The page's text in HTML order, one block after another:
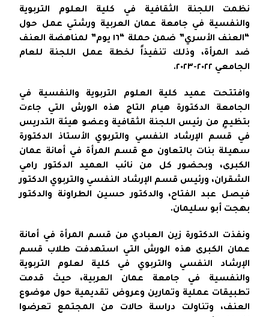
نظمت اللجنة الثقافية في كلية العلوم التربوية
والنفسية في جامعة عمان العربية ورشتي عمل حول
“العنف الأسري” ضمن حملة “١٦ يوم” لمناهضة العنف
ضد المرأة، وذلك تنفيذاً لخطة عمل اللجنة للعام
الجامعي ٢٠٢٢-٢٠٢٣.
وافتتحت عميد كلية العلوم التربوية والنفسية في
الجامعة الدكتورة هيام التاج هذه الورش التي جاءت
بتظيمٍ من رئيس اللجنة الثقافية وعضو هيئة التدريس
في قسم الإرشاد النفسي والتربوي الأستاذ الدكتورة
سهيلة بنات بالتعاون مع قسم المرأة في أمانة عمان
الكبرى، وبحضور كل من نائب العميد الدكتور رامي
الشقران، ورئيس قسم الإرشاد النفسي والتربوي الدكتور
فيصل عبد الفتاح، والدكتور حسين الطراونة والدكتور
بهجت أبو سليمان.
ونفذت الدكتورة زين العبادي من قسم المرأة في أمانة
عمان الكبرى هذه الورش التي استهدفت طلاب قسم
الإرشاد النفسي والتربوي في كلية لعلوم التربوية
والنفسية في جامعة عمان العربية، حيث قدمت
تطبيقات عملية وتمارين وعروض تقديمية حول موضوع
العنف، وتناولت دراسة حالات من المجتمع تعرضوا